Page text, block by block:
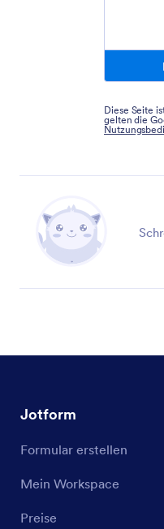
Diese Seite
gelten die
Jotform
Formular erstellen
Mein Workspace
Preise